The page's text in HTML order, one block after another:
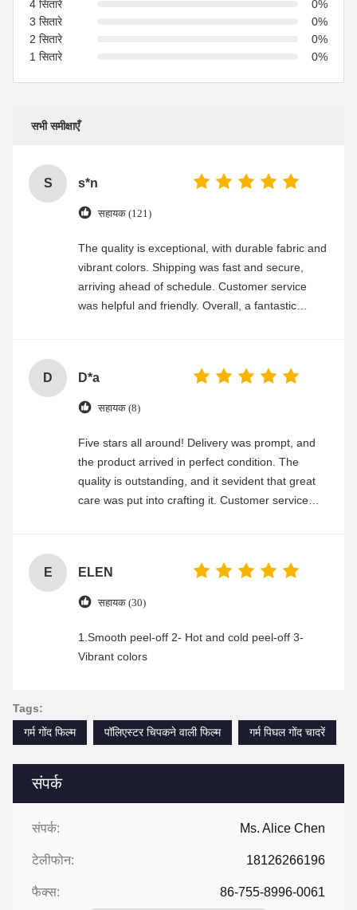
संपर्क
संपर्क: Ms. Alice Chen
टेलीफोन: 18126266196
फैक्स: 86-755-8996-0061
4 सितारे
0%
3 सितारे
0%
2 सितारे
0%
1 सितारे
0%
सभी समीक्षाएँ
S s*n
सहायक (121)
The quality is exceptional, with durable fabric and
vibrant colors. Shipping was fast and secure,
arriving ahead of schedule. Customer service
was helpful and friendly. Overall, a fantastic
D D*a
सहायक (8)
Five stars all around! Delivery was prompt, and
the product arrived in perfect condition. The
quality is outstanding, and it sevident that great
care was put into crafting it. Customer service
E ELEN
सहायक (30)
1.Smooth peel-off 2- Hot and cold peel-off 3-
Vibrant colors
Tags:
गर्म गोंद फिल्म
पॉलिएस्टर चिपकने वाली फिल्म गर्म पिघल गोंद चादरें